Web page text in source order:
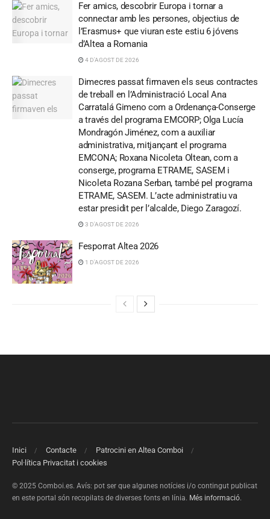
Fer amics, descobrir Europa i tornar a
connectar amb les persones, objectius de
l’Erasmus+ que viuran este estiu 6 jóvens
d’Altea a Romania
4 D'AGOST DE 2026
Dimecres passat firmaven els seus contractes
de treball en l’Administració Local Ana
Carratalá Gimeno com a Ordenança-Conserge
a través del programa EMCORP; Olga Lucía
Mondragón Jiménez, com a auxiliar
administrativa, mitjançant el programa
EMCONA; Roxana Nicoleta Oltean, com a
conserge, programa ETRAME, SASEM i
Nicoleta Rozana Serban, també pel programa
ETRAME, SASEM. L’acte administratiu va
estar presidit per l’alcalde, Diego Zaragozí.
3 D'AGOST DE 2026
Fesporrat Altea 2026
1 D'AGOST DE 2026
Inici Contacte
Patrocini en Altea Comboi
Pol·lítica Privacitat i cookies
© 2025 Comboi.es. Avís: pot ser que algunes notícies i/o contingut publicat
en este portal són recopilats de diverses fonts en línia. Més informació.